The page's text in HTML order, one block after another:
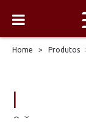
Home > Produtos